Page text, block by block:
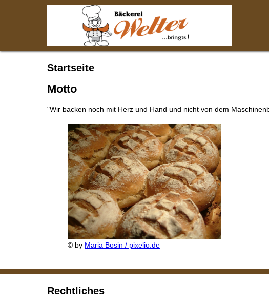
Startseite
Motto
"Wir backen noch mit Herz und Hand und nicht von dem
© by Maria Bosin / pixelio.de
Rechtliches